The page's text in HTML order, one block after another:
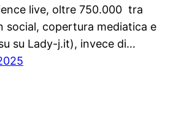
live, oltre 750.000 tra
social, copertura mediatica e
su Lady-j.it), invece di…